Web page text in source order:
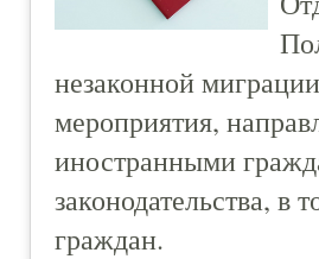
незаконной
мероприятия,
иностранными
законодательства,
граждан.